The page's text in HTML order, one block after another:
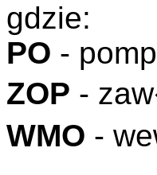
gdzie:
PO -
ZOP -
WMO -